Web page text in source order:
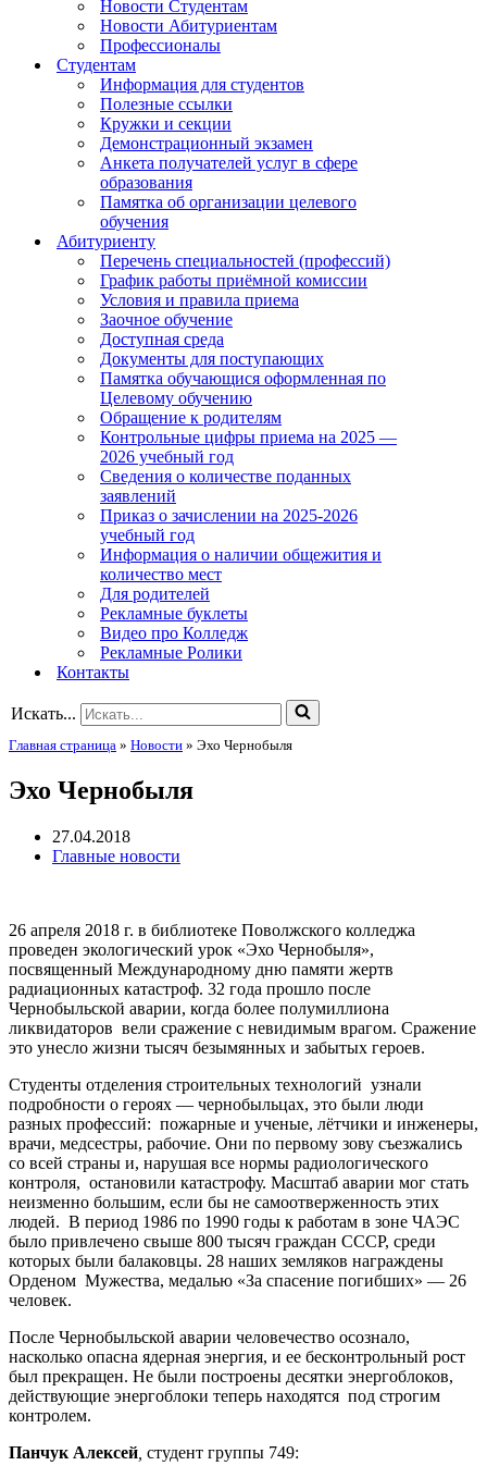
Новости Студентам
Новости Абитуриентам
Профессионалы
Студентам
Информация для студентов
Полезные ссылки
Кружки и секции
Демонстрационный экзамен
Анкета получателей услуг в сфере
образования
Памятка об организации целевого
обучения
Абитуриенту
Перечень специальностей (профессий)
График работы приёмной комиссии
Условия и правила приема
Заочное обучение
Доступная среда
Документы для поступающих
Памятка обучающися оформленная по
Целевому обучению
Обращение к родителям
Контрольные цифры приема на 2025 —
2026 учебный год
Сведения о количестве поданных
заявлений
Приказ о зачислении на 2025-2026
учебный год
Информация о наличии общежития и
количество мест
Для родителей
Рекламные буклеты
Видео про Колледж
Рекламные Ролики
Контакты
Искать...
Главная страница » Новости » Эхо Чернобыля
Эхо Чернобыля
27.04.2018
Главные новости
26 апреля 2018 г. в библиотеке Поволжского колледжа
проведен экологический урок «Эхо Чернобыля»,
посвященный Международному дню памяти жертв
радиационных катастроф. 32 года прошло после
Чернобыльской аварии, когда более полумиллиона
ликвидаторов вели сражение с невидимым врагом. Сражение
это унесло жизни тысяч безымянных и забытых героев.
Студенты отделения строительных технологий узнали
подробности о героях — чернобыльцах, это были люди
разных профессий: пожарные и ученые, лётчики и инженеры,
врачи, медсестры, рабочие. Они по первому зову съезжались
со всей страны и, нарушая все нормы радиологического
контроля, остановили катастрофу. Масштаб аварии мог стать
неизменно большим, если бы не самоотверженность этих
людей. В период 1986 по 1990 годы к работам в зоне ЧАЭС
было привлечено свыше 800 тысяч граждан СССР, среди
которых были балаковцы. 28 наших земляков награждены
Орденом Мужества, медалью «За спасение погибших» — 26
человек.
После Чернобыльской аварии человечество осознало,
насколько опасна ядерная энергия, и ее бесконтрольный рост
был прекращен. Не были построены десятки энергоблоков,
действующие энергоблоки теперь находятся под строгим
контролем.
Панчук Алексей студент группы 749: